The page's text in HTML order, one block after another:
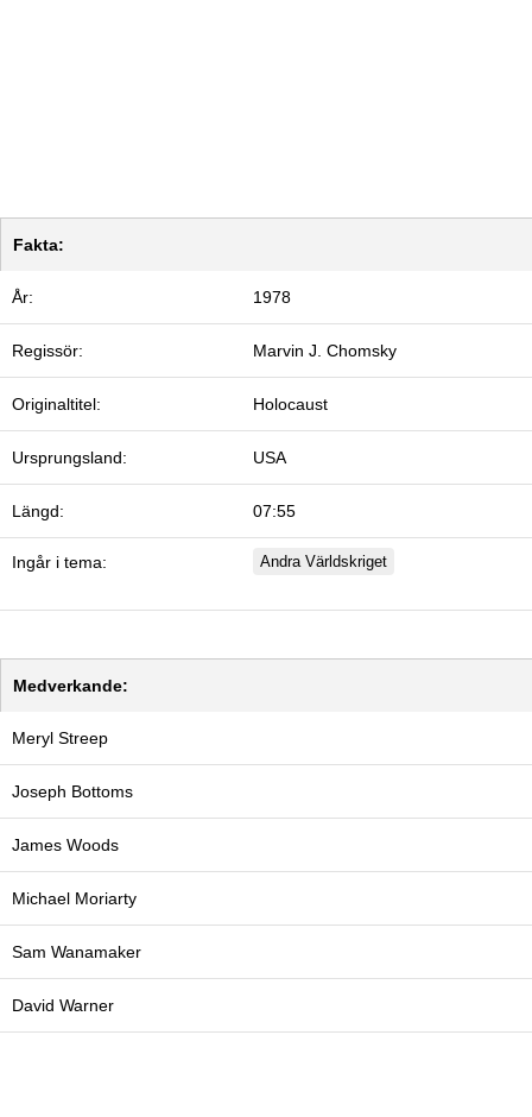
Fakta:
År: 1978
Regissör: Marvin J. Chomsky
Originaltitel: Holocaust
Ursprungsland: USA
Längd: 07:55
Ingår i tema: Andra Världskriget
Medverkande:
Meryl Streep
Joseph Bottoms
James Woods
Michael Moriarty
Sam Wanamaker
David Warner